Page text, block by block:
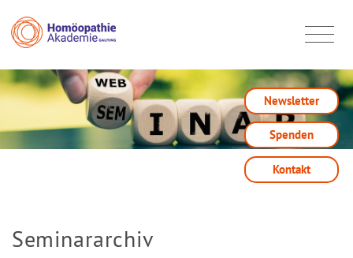
Newsletter
Spenden
Kontakt
Seminararchiv